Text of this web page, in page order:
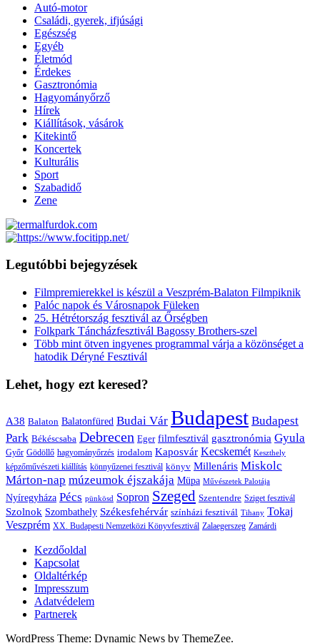
Autó-motor
Családi, gyerek, ifjúsági
Egészség
Egyéb
Életmód
Érdekes
Gasztronómia
Hagyományőrző
Hírek
Kiállítások, vásárok
Kitekintő
Koncertek
Kulturális
Sport
Szabadidő
Zene
Legutóbbi bejegyzések
Filmpremierekkel is készül a Veszprém-Balaton Filmpiknik
Palóc napok és Városnapok Füleken
25. Hétrétország fesztivál az Őrségben
Folkpark Táncházfesztivál Bagossy Brothers-szel
Több mint ötven ingyenes programmal várja a közönséget a
hatodik Déryné Fesztivál
Lehet, hogy ezt keresed?
A38 Balaton Balatonfüred Budai Vár Budapest Budapest
Park Békéscsaba Debrecen Eger filmfesztivál gasztronómia Gyula
Győr Gödöllő hagyományőrzés irodalom Kaposvár Kecskemét Keszthely
képzőművészeti kiállítás könnyűzenei fesztivál könyv Millenáris Miskolc
Márton-nap múzeumok éjszakája Müpa Művészetek Palotája
Nyíregyháza Pécs pünkösd Sopron Szeged Szentendre Sziget fesztivál
Szolnok Szombathely Székesfehérvár színházi fesztivál Tihany Tokaj
Veszprém XX. Budapesti Nemzetközi Könyvfesztivál Zalaegerszeg Zamárdi
Kezdőoldal
Kapcsolat
Oldaltérkép
Impresszum
Adatvédelem
Partnerek
WordPress Theme: Dynamic News by ThemeZee.